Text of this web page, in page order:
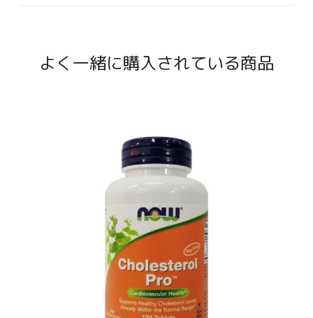
よく一緒に購入されている商品